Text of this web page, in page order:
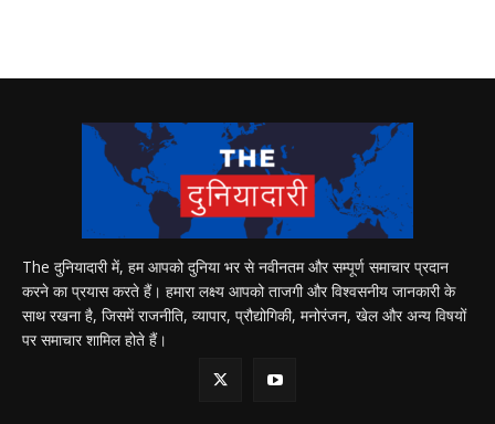
The दुनियादारी में, हम आपको दुनिया भर से नवीनतम और सम्पूर्ण समाचार प्रदान
करने का प्रयास करते हैं। हमारा लक्ष्य आपको ताजगी और विश्वसनीय जानकारी के
साथ रखना है, जिसमें राजनीति, व्यापार, प्रौद्योगिकी, मनोरंजन, खेल और अन्य विषयों
पर समाचार शामिल होते हैं।